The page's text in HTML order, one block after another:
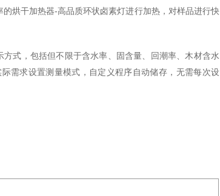
烘干加热器-高品质环状卤素灯进行加热，对样品进行快
方式，包括但不限于含水率、固含量、回潮率、木材含水
需求设置测量模式，自定义程序自动储存，无需每次设